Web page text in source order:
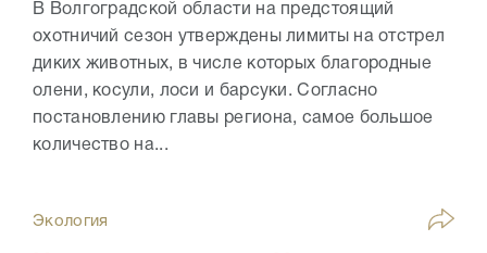
В Волгоградской области на предстоящий
охотничий сезон утверждены лимиты на отстрел
диких животных, в числе которых благородные
олени, косули, лоси и барсуки. Согласно
постановлению главы региона, самое большое
количество на...
Экология